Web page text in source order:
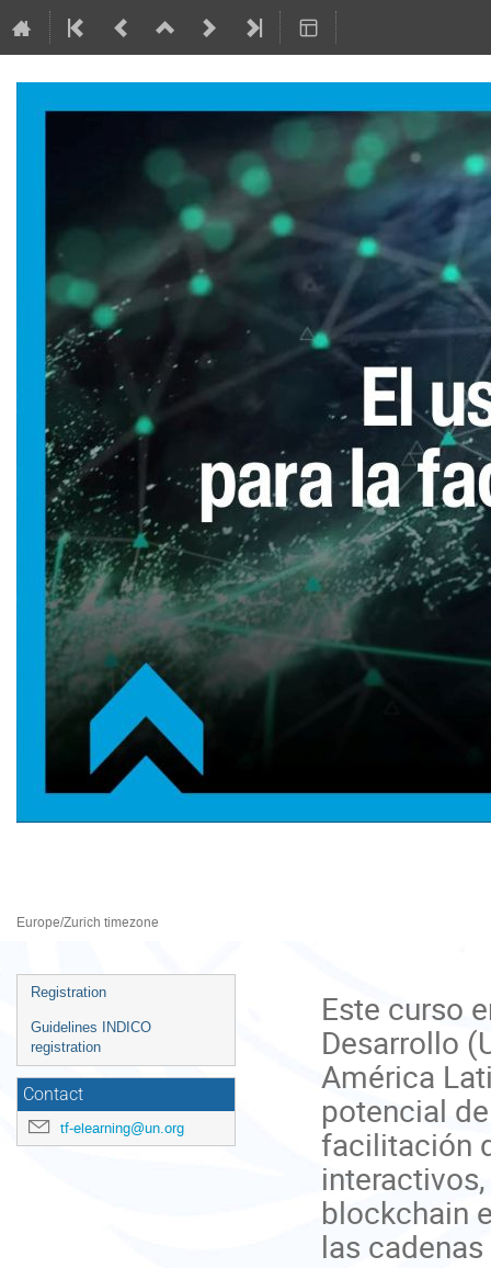
El uso de Blockchain para la
Europe/Zurich timezone
Event
menu
Registration
Guidelines INDICO
registration
Contact
tf-elearning@un.org
Este curso
Desarrollo
América
potencial
facilitación
blockchain
las